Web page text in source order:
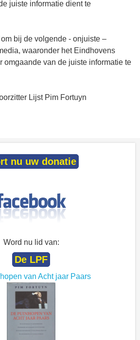
juiste informatie dient te
bij de volgende - onjuiste –
waaronder het Eindhovens
omgaande van de juiste informatie te
Lijst Pim Fortuyn
nu uw donatie
Word nu lid van:
De LPF
van Acht jaar Paars